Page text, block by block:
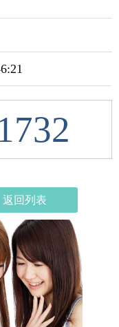
返回列表